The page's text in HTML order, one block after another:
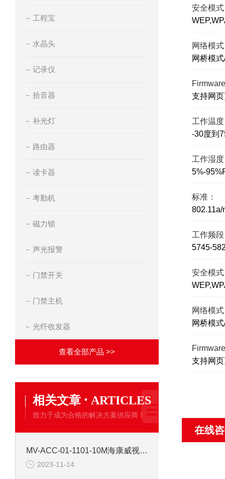
工程宝
水晶头
记录仪
拾音器
补光灯
路由器
读卡器
考勤机
磁力锁
声光报警
门禁开关
门禁主机
光纤收发器
查看全部产品 >>
相关文章 · ARTICLES
致力于成为合格的解决方案供应商！
MV-ACC-01-1101-10M海康威视10米普柔网线
2023-11-14
安全模
网络模
网桥模
支持网
工作温
-30度到
工作湿
5%-
标准：
802.11a/
工作频
5745-
安全模
网络模
网桥模
支持网
在线